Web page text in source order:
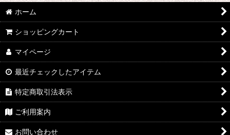
ホーム
ショッピングカート
マイページ
最近チェックしたアイテム
特定商取引法表示
ご利用案内
お問い合わせ